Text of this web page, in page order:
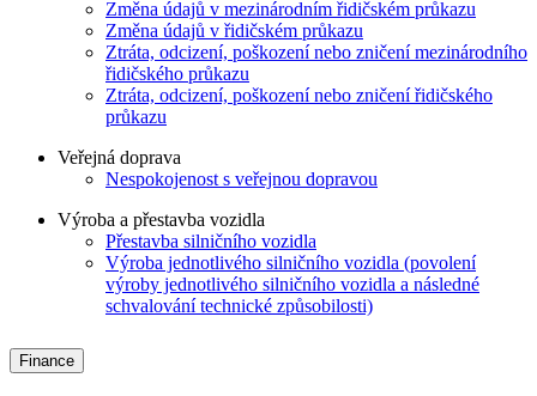
Změna údajů v mezinárodním řidičském průkazu
Změna údajů v řidičském průkazu
Ztráta, odcizení, poškození nebo zničení mezinárodního
řidičského průkazu
Ztráta, odcizení, poškození nebo zničení řidičského
průkazu
Veřejná doprava
Nespokojenost s veřejnou dopravou
Výroba a přestavba vozidla
Přestavba silničního vozidla
Výroba jednotlivého silničního vozidla (povolení
výroby jednotlivého silničního vozidla a následné
schvalování technické způsobilosti)
Finance